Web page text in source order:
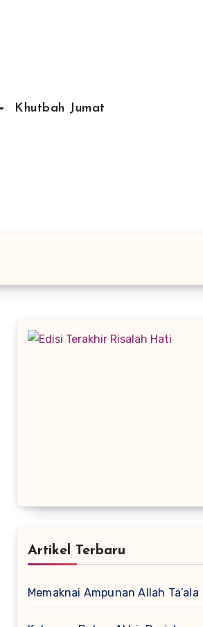
Khutbah Jumat
Artikel Terbaru
Memaknai Ampunan Allah Ta’ala